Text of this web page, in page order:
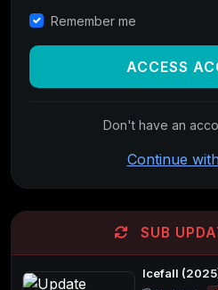
Remember me
ACCESS
Don't have an
Continue
SUB
Icefall